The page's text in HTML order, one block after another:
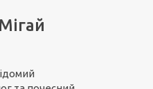
Мігай